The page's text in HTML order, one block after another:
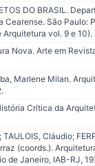
DO BRASIL.
Cearense. São Paulo:
Arquitetura vol. 9 e 10).
Nova. Arte em
Marlene Milan.
Crítica da
Cláudio;
(coords.).
de Janeiro, IAB-RJ,